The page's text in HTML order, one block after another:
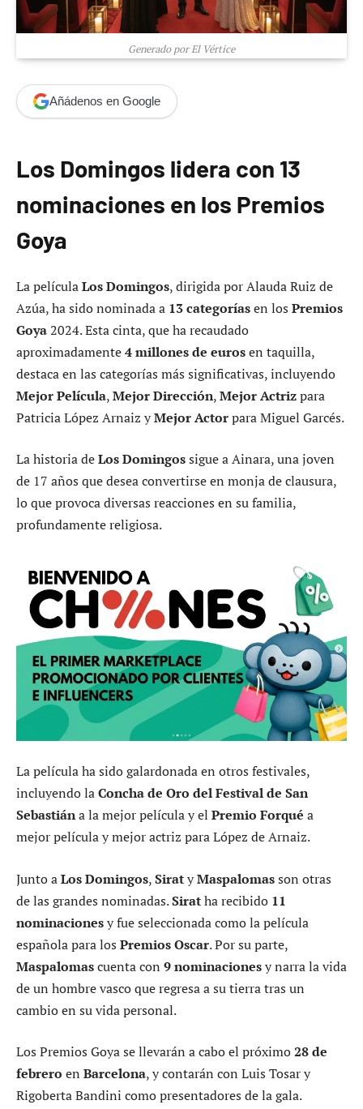
Generado por El Vértice
Añádenos en Google
Los Domingos lidera con 13
nominaciones en los Premios
Goya
La películaLos Domingos, dirigida por Alauda Ruiz de
Azúa, ha sido nominada a 13 categoríasen los Premios
Goya2024. Esta cinta, que ha recaudado
aproximadamente4 millones de eurosen taquilla,
destaca en las categorías más significativas, incluyendo
Mejor Película,Mejor Dirección,Mejor Actrizpara
Patricia López Arnaiz yMejor Actorpara Miguel Garcés.
La historia deLos Domingossigue a Ainara, una joven
de 17 años que desea convertirse en monja de clausura,
lo que provoca diversas reacciones en su familia,
profundamente religiosa.
La película ha sido galardonada en otros festivales,
incluyendo laConcha de Oro del Festival de San
Sebastiána la mejor película y el Premio Forqué a
mejor película y mejor actriz para López de Arnaiz.
Junto aLos Domingos,SiratyMaspalomasson otras
de las grandes nominadas.Siratha recibido 11
nominacionesy fue seleccionada como la película
española para los Premios Oscar. Por su parte,
Maspalomascuenta con 9 nominacionesy narra la vida
de un hombre vasco que regresa a su tierra tras un
cambio en su vida personal.
Los Premios Goya se llevarán a cabo el próximo28 de
febrero en Barcelona, y contarán con Luis Tosar y
Rigoberta Bandini como presentadores de la gala.